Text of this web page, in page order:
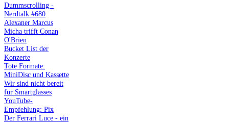
Dummscrolling -
Nerdtalk #680
Alexaner Marcus
Micha trifft Conan
O'Brien
Bucket List der
Konzerte
Tote Formate:
MiniDisc und Kassette
Wir sind nicht bereit
für Smartglasses
YouTube-
Empfehlung: Pix
Der Ferrari Luce - ein